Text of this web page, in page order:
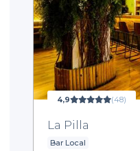
4,9 (48)
La Pilla
Bar Local